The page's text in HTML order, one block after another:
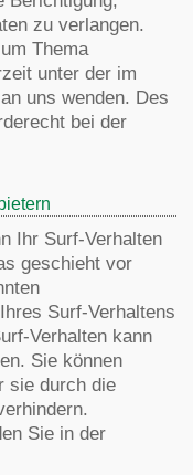
zu verlangen.
Thema
unter der im
uns wenden. Des
bei der
Ihr Surf-Verhalten
geschieht vor
Surf-Verhaltens
Verhalten kann
Sie können
sie durch die
Sie in der